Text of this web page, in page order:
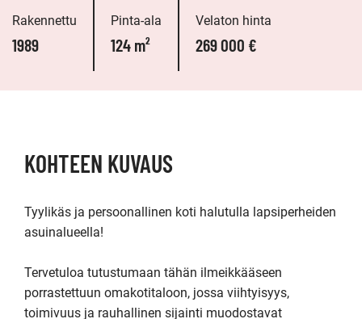
Rakennettu
1989
Pinta-ala
124 m²
Velaton hinta
269 000 €
KOHTEEN KUVAUS
Tyylikäs ja persoonallinen koti halutulla lapsiperheiden
asuinalueella!
Tervetuloa tutustumaan tähän ilmeikkääseen
porrastettuun omakotitaloon, jossa viihtyisyys,
toimivuus ja rauhallinen sijainti muodostavat